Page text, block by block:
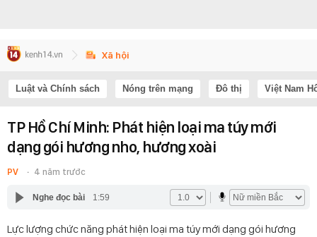
Xã hội
Luật và Chính sách Nóng trên mạng Đô thị Việt Nam
TP Hồ Chí Minh: Phát hiện loại ma túy mới
dạng gói hương nho, hương xoài
PV 4 năm trước
Nghe đọc bài 1:59
Lực lượng chức năng phát hiện loại ma túy mới dạng gói hương